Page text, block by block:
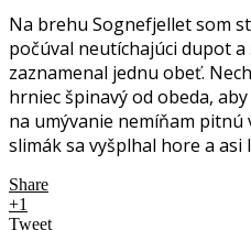
Na brehu Sognefjellet som
počúval neutíchajúci dupot
zaznamenal jednu obeť.
hrniec špinavý od obeda,
na umývanie nemíňam pitnú
slimák sa vyšplhal hore a asi
Share
+1
Tweet